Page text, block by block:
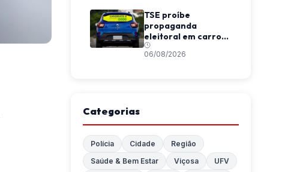
TSE proíbe
propaganda
eleitoral em carros
de aplicativo
durante transporte
06/08/2026
Categorias
Polícia Cidade
Região
Saúde & Bem Estar
Viçosa
UFV